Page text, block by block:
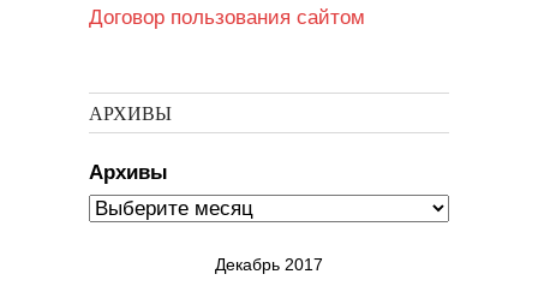
Договор пользования сайтом
АРХИВЫ
Архивы
Декабрь 2017